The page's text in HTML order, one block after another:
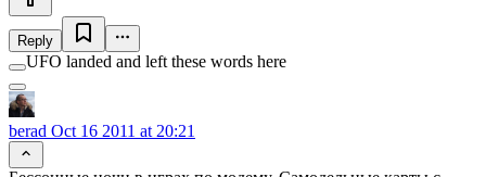
Reply
UFO landed and left these words here
berad Oct 16 2011 at 20:21